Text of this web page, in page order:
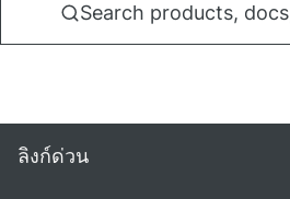
Search products,
ลิงก์ด่วน